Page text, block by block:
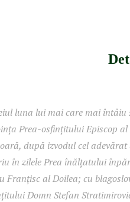
luna lui mai care mai
Prea-osfințitului Episcop
după izvodul cel
în zilele Prea înălțatului
Franțisc al Doilea; cu
Domn Stefan